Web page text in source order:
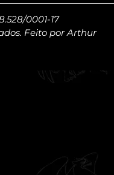
0001-17
Feito por Arthur